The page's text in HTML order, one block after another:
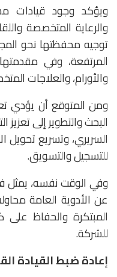
ويؤكد وجود قيادات
والرعاية المتخصصة
توجيه محفظتها نحو
المرتفعة، وفي
والأورام، والعلاجات
ومن المتوقع أن يؤدي
البحث والتطوير إلى تعزيز
السريري، وتسريع تحويل
للتسجيل والتسويق.
وفي الوقت نفسه، يمثل
عن الأدوية العامة
المبتكرة والحفاظ على
للشركة.
إعادة ضبط القيادة